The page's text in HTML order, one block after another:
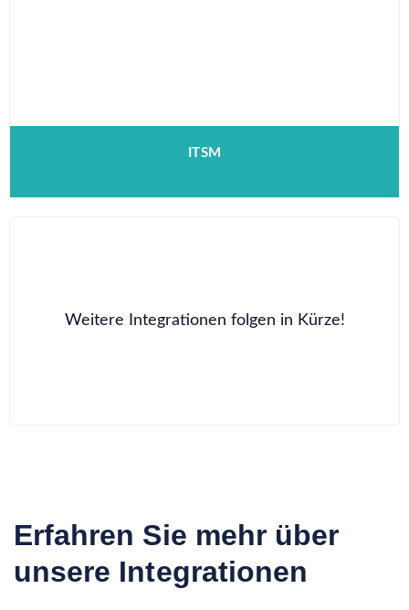
ITSM
Weitere Integrationen folgen in Kürze!
Erfahren Sie mehr über
unsere Integrationen